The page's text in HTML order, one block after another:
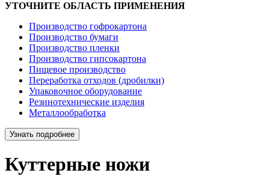
УТОЧНИТЕ ОБЛАСТЬ ПРИМЕНЕНИЯ
Производство гофрокартона
Производство бумаги
Производство пленки
Производство гипсокартона
Пищевое производство
Переработка отходов (дробилки)
Упаковочное оборудование
Резинотехнические изделия
Металлообработка
Узнать подробнее
Куттерные ножи